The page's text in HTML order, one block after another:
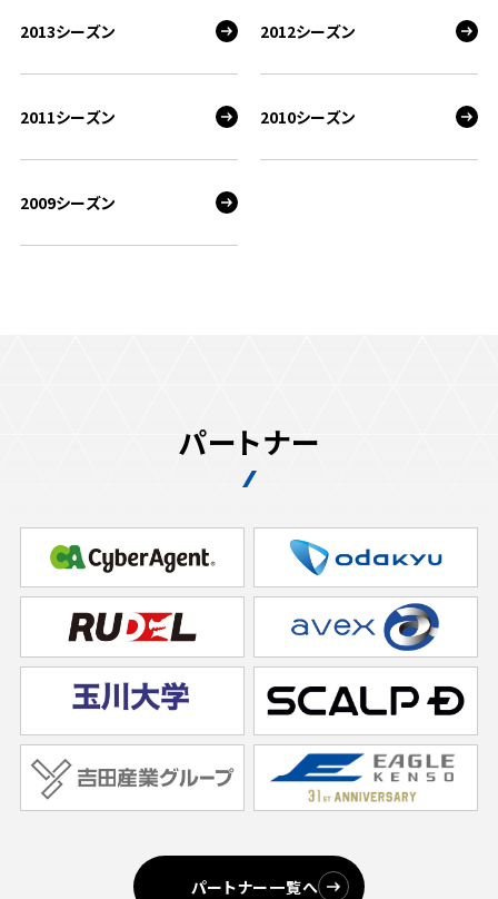
2013シーズン 2012シーズン
2011シーズン 2010シーズン
2009シーズン
パートナー
パートナー一覧へ